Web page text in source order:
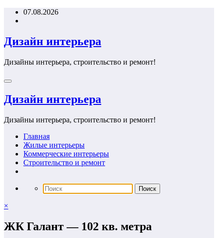
Перейти07.08.2026
Дизайн интерьера
Дизайны интерьера, строительство и ремонт!
Дизайн интерьера
Дизайны интерьера, строительство и ремонт!
Главная
Жилые интерьеры
Коммерческие интерьеры
Строительство и ремонт
×
ЖК Галант — 102 кв. метра